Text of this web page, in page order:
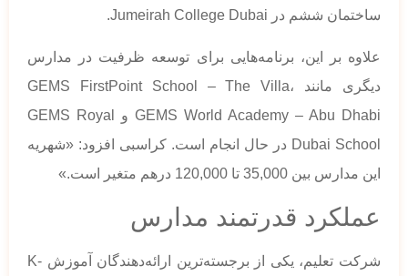
ساختمان ششم در Jumeirah College Dubai.
علاوه بر این، برنامه‌هایی برای توسعه ظرفیت در مدارس
دیگری مانند GEMS FirstPoint School – The Villa،
GEMS World Academy – Abu Dhabi و GEMS Royal
Dubai School در حال انجام است. کراسبی افزود: «شهریه
این مدارس بین 35,000 تا 120,000 درهم متغیر است.»
عملکرد قدرتمند مدارس
شرکت تعلیم، یکی از برجسته‌ترین ارائه‌دهندگان آموزش K-